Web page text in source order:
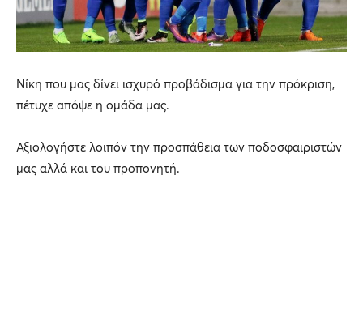
Νίκη που μας δίνει ισχυρό προβάδισμα για την πρόκριση,
πέτυχε απόψε η ομάδα μας.
Αξιολογήστε λοιπόν την προσπάθεια των ποδοσφαιριστών
μας αλλά και του προπονητή.